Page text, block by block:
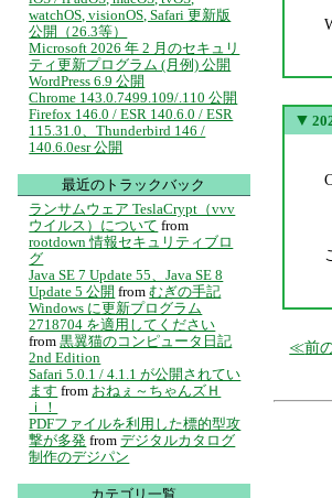
▼
前
watchOS, visionOS, Safari 更新版
公開（26.3等）
Microsoft 2026 年 2 月のセキュリ
ティ更新プログラム (月例) 公開
WordPress 6.9 公開
Chrome 143.0.7499.109/.110 公開
Firefox 146.0 / ESR 140.6.0 / ESR
115.31.0、Thunderbird 146 /
140.6.0esr 公開
最近のトラックバック
ランサムウェア TeslaCrypt（vvv
ウイルス）について from
rootdown 情報セキュリティブロ
グ
Java SE 7 Update 55、Java SE 8
Update 5 公開 from むぎの手記
Windows に更新プログラム
2718704 を適用してください
from 黒翼猫のコンピュータ日記
2nd Edition
Safari 5.0.1 / 4.1.1 が公開されてい
ます from おねぇ～ちゃんズＨ
ｉ！
PDFファイルを利用した標的型攻
撃が多発 from デジタルカタログ
制作のデジパン
カテゴリ一覧